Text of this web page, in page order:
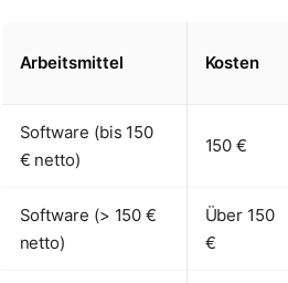
Arbeitsmittel Kosten
Software (bis 150
€ netto)
150 €
Software (> 150 €
netto)
Über 150
€